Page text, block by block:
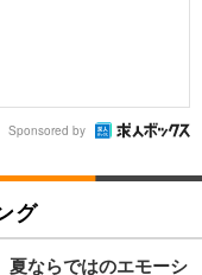
Sponsored by
グ
夏ならではのエモーシ